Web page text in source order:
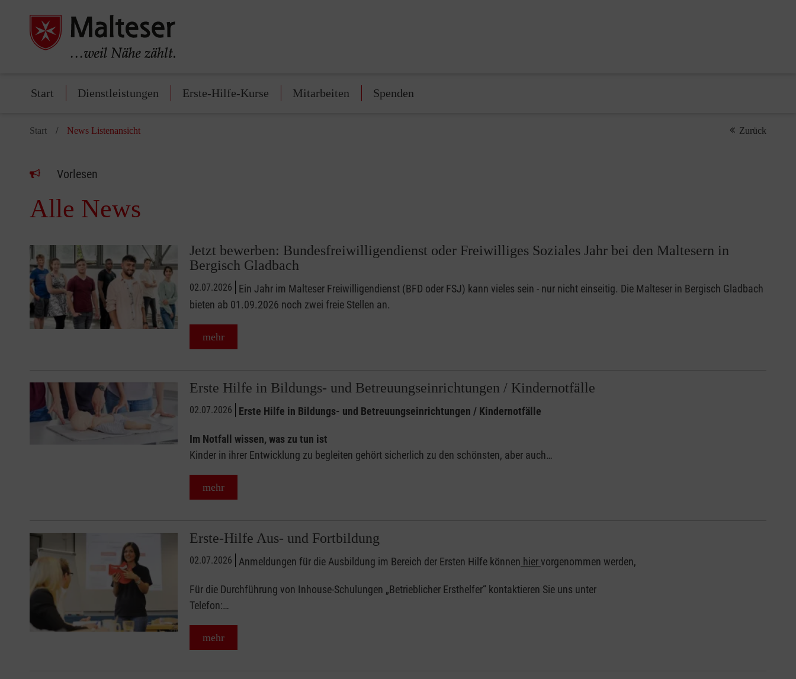
Start Dienstleistungen Erste-Hilfe-Kurse Mitarbeiten Spenden
Start News Listenansicht Zurück
Vorlesen
Alle News
Jetzt bewerben: Bundesfreiwilligendienst oder Freiwilliges Soziales Jahr bei den Maltesern in
Bergisch Gladbach
02.07.2026
Ein Jahr im Malteser Freiwilligendienst (BFD oder FSJ) kann vieles sein - nur nicht einseitig. Die Malteser in Bergisch Gladbach
bieten ab 01.09.2026 noch zwei freie Stellen an.
mehr
Erste Hilfe in Bildungs- und Betreuungseinrichtungen / Kindernotfälle
02.07.2026 Erste Hilfe in Bildungs- und Betreuungseinrichtungen / Kindernotfälle
Im Notfall wissen, was zu tun ist
Kinder in ihrer Entwicklung zu begleiten gehört sicherlich zu den schönsten, aber auch…
mehr
Erste-Hilfe Aus- und Fortbildung
02.07.2026 Anmeldungen für die Ausbildung im Bereich der Ersten Hilfe können hiervorgenommen werden,
Für die Durchführung von Inhouse-Schulungen „Betrieblicher Ersthelfer“ kontaktieren Sie uns unter
Telefon:…
mehr